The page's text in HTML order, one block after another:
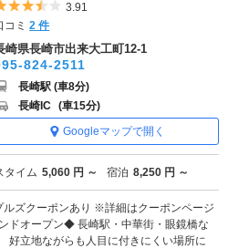
5つ星のうち3.5
3.91
コミ2 件
崎県長崎市出来大工町12-1
824-2511
長崎駅 (車8分)
長崎IC (車15分)
Googleマップで開く
タイム 5,060 円 ～ 宿泊 8,250 円 ～
ズクーポンあり ※詳細はクーポンページ
オープン◆ 長崎駅・中華街・眼鏡橋な
好立地ながらも人目に付きにくい場所に